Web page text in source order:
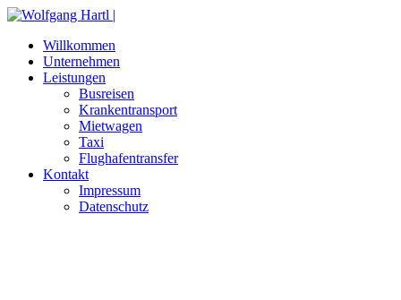
Willkommen
Unternehmen
Leistungen
Busreisen
Krankentransport
Mietwagen
Taxi
Flughafentransfer
Kontakt
Impressum
Datenschutz